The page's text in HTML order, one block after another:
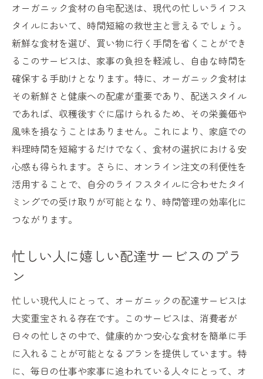
オーガニック食材の自宅配送は、現代の忙しいライフス
タイルにおいて、時間短縮の救世主と言えるでしょう。
新鮮な食材を選び、買い物に行く手間を省くことができ
るこのサービスは、家事の負担を軽減し、自由な時間を
確保する手助けとなります。特に、オーガニック食材は
その新鮮さと健康への配慮が重要であり、配送スタイル
であれば、収穫後すぐに届けられるため、その栄養価や
風味を損なうことはありません。これにより、家庭での
料理時間を短縮するだけでなく、食材の選択における安
心感も得られます。さらに、オンライン注文の利便性を
活用することで、自分のライフスタイルに合わせたタイ
ミングでの受け取りが可能となり、時間管理の効率化に
つながります。
忙しい人に嬉しい配達サービスのプラ
ン
忙しい現代人にとって、オーガニックの配達サービスは
大変重宝される存在です。このサービスは、消費者が
日々の忙しさの中で、健康的かつ安心な食材を簡単に手
に入れることが可能となるプランを提供しています。特
に、毎日の仕事や家事に追われている人々にとって、オ